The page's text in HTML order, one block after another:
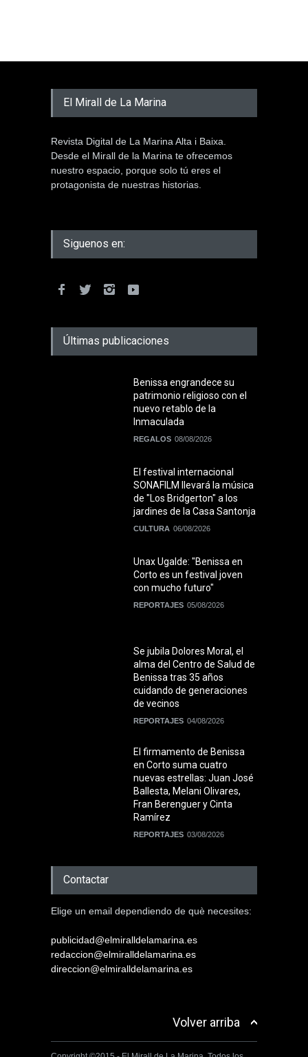
El Mirall de La Marina
Revista Digital de La Marina Alta i Baixa.
Desde el Mirall de la Marina te ofrecemos
nuestro espacio, porque solo tú eres el
protagonista de nuestras historias.
Siguenos en:
Últimas publicaciones
Benissa engrandece su
patrimonio religioso con el
nuevo retablo de la
Inmaculada
REGALOS 08/08/2026
El festival internacional
SONAFILM llevará la música
de "Los Bridgerton" a los
jardines de la Casa Santonja
CULTURA 06/08/2026
Unax Ugalde: "Benissa en
Corto es un festival joven
con mucho futuro"
REPORTAJES 05/08/2026
Se jubila Dolores Moral, el
alma del Centro de Salud de
Benissa tras 35 años
cuidando de generaciones
de vecinos
REPORTAJES 04/08/2026
El firmamento de Benissa
en Corto suma cuatro
nuevas estrellas: Juan José
Ballesta, Melani Olivares,
Fran Berenguer y Cinta
Ramírez
REPORTAJES 03/08/2026
Contactar
Elige un email dependiendo de què necesites:
publicidad@elmiralldelamarina.es
redaccion@elmiralldelamarina.es
direccion@elmiralldelamarina.es
Volver arriba